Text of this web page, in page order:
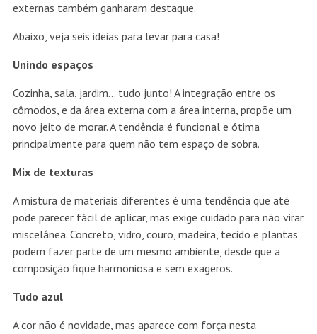
externas também ganharam destaque.
Abaixo, veja seis ideias para levar para casa!
Unindo espaços
Cozinha, sala, jardim… tudo junto! A integração entre os
cômodos, e da área externa com a área interna, propõe um
novo jeito de morar. A tendência é funcional e ótima
principalmente para quem não tem espaço de sobra.
Mix de texturas
A mistura de materiais diferentes é uma tendência que até
pode parecer fácil de aplicar, mas exige cuidado para não virar
miscelânea. Concreto, vidro, couro, madeira, tecido e plantas
podem fazer parte de um mesmo ambiente, desde que a
composição fique harmoniosa e sem exageros.
Tudo azul
A cor não é novidade, mas aparece com força nesta